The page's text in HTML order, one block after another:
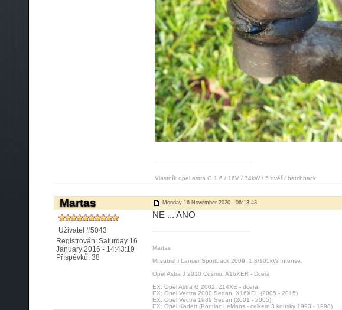
Vlastník opel astra G 1.6 / 16V / 74kW / 5 dvéř / hatchback
Martas Monday 16 November 2020 - 06:13:43
Uživatel #5043
Registrován: Saturday 16
January 2016 - 14:43:19
Příspěvků: 38
NE ... ANO
Martas
Mitsubishi Lancer Sportback 2009, 1,8/105kW Intense.
Opel Astra J 2010 Cosmo, A16XER - Dcera
EX: Opel Astra G 2002, Z14XE - dcera.
EX: Opel Vectra 2000 Sedan, X16XEL (2005 - 2015)
EX: Opel Vectra 1989 Sedan (2001 - 2005)
EX: Opel Kadett (Pontiac LeMans - celkem 3 kousky 1993 - 1998)